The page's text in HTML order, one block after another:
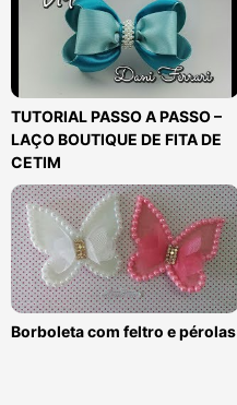
TUTORIAL PASSO A PASSO –
LAÇO BOUTIQUE DE FITA DE
CETIM
Borboleta com feltro e pérolas